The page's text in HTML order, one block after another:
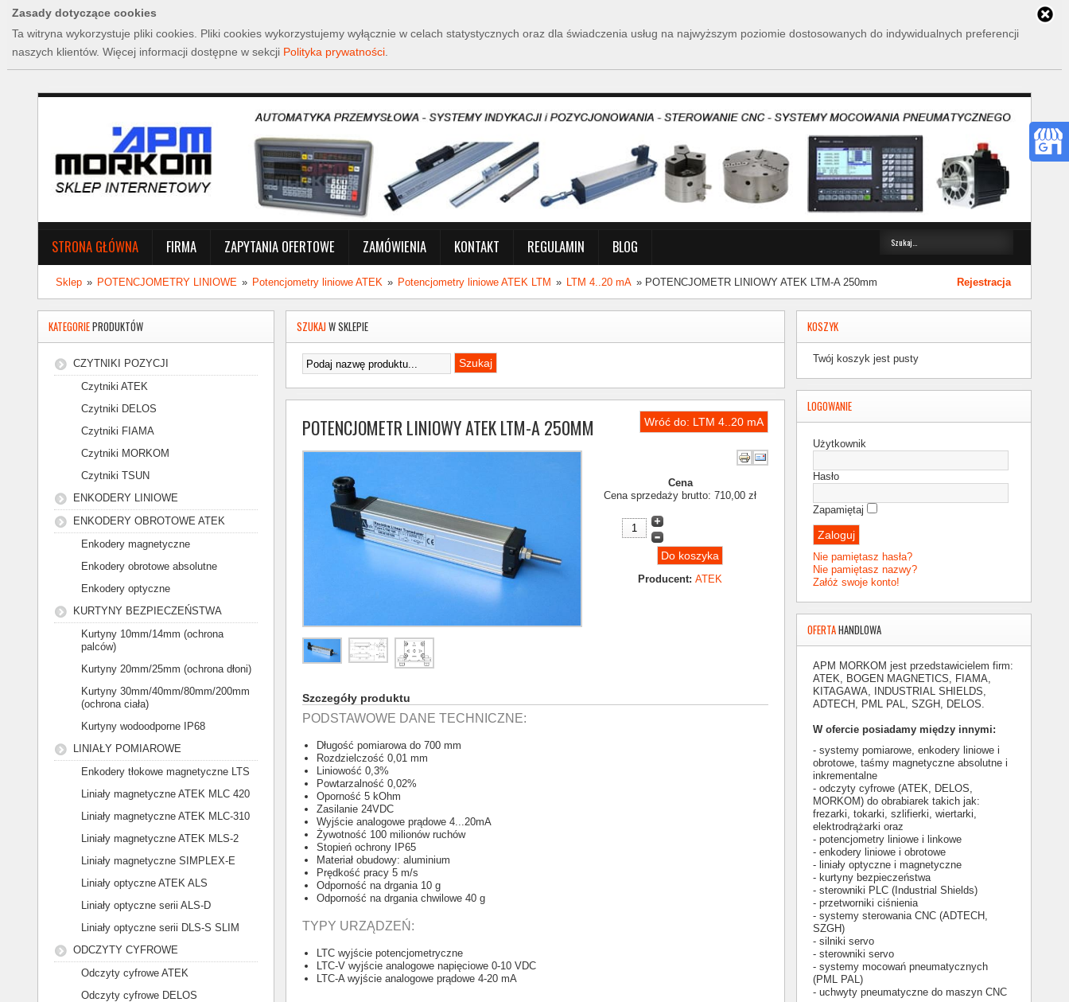
Zasady dotyczące cookies
Ta witryna wykorzystuje pliki cookies. Pliki cookies wykorzystujemy wyłącznie w celach statystycznych oraz dla świadczenia usług na najwyższym poziomie dostosowanych do indywidualnych preferencji
naszych klientów. Więcej informacji dostępne w sekcji Polityka prywatności.
STRONA GŁÓWNA FIRMA ZAPYTANIA OFERTOWE ZAMÓWIENIA KONTAKT REGULAMIN BLOG
Sklep » POTENCJOMETRY LINIOWE » Potencjometry liniowe ATEK » Potencjometry liniowe ATEK LTM » LTM 4..20 mA » POTENCJOMETR LINIOWY ATEK LTM-A 250mm Rejestracja
SZUKAJW SKLEPIE
Wróć do: LTM 4..20 mA
POTENCJOMETR LINIOWY ATEK LTM-A 250MM
Cena
Cena sprzedaży brutto:710,00 zł
Producent:ATEK
Szczegóły produktu
PODSTAWOWE DANE TECHNICZNE:
Długość pomiarowa do 700 mm
Rozdzielczość 0,01 mm
Liniowość 0,3%
Powtarzalność 0,02%
Oporność 5 kOhm
Zasilanie 24VDC
Wyjście analogowe prądowe 4...20mA
Żywotność 100 milionów ruchów
Stopień ochrony IP65
Materiał obudowy: aluminium
Prędkość pracy 5 m/s
Odporność na drgania 10 g
Odporność na drgania chwilowe 40 g
TYPY URZĄDZEŃ:
LTC wyjście potencjometryczne
LTC-V wyjście analogowe napięciowe 0-10 VDC
LTC-A wyjście analogowe prądowe 4-20 mA
KATEGORIEPRODUKTÓW
CZYTNIKI POZYCJI
Czytniki ATEK
Czytniki DELOS
Czytniki FIAMA
Czytniki MORKOM
Czytniki TSUN
ENKODERY LINIOWE
ENKODERY OBROTOWE ATEK
Enkodery magnetyczne
Enkodery obrotowe absolutne
Enkodery optyczne
KURTYNY BEZPIECZEŃSTWA
Kurtyny 10mm/14mm (ochrona
palców)
Kurtyny 20mm/25mm (ochrona dłoni)
Kurtyny 30mm/40mm/80mm/200mm
(ochrona ciała)
Kurtyny wodoodporne IP68
LINIAŁY POMIAROWE
Enkodery tłokowe magnetyczne LTS
Liniały magnetyczne ATEK MLC 420
Liniały magnetyczne ATEK MLC-310
Liniały magnetyczne ATEK MLS-2
Liniały magnetyczne SIMPLEX-E
Liniały optyczne ATEK ALS
Liniały optyczne serii ALS-D
Liniały optyczne serii DLS-S SLIM
ODCZYTY CYFROWE
Odczyty cyfrowe ATEK
Odczyty cyfrowe DELOS
KOSZYK
Twój koszyk jest pusty
LOGOWANIE
Użytkownik
Hasło
Zapamiętaj
Nie pamiętasz hasła?
Nie pamiętasz nazwy?
Załóż swoje konto!
OFERTAHANDLOWA
APM MORKOM jest przedstawicielem firm:
ATEK, BOGEN MAGNETICS, FIAMA,
KITAGAWA, INDUSTRIAL SHIELDS,
ADTECH, PML PAL, SZGH, DELOS.
W ofercie posiadamy między innymi:
- systemy pomiarowe, enkodery liniowe i
obrotowe, taśmy magnetyczne absolutne i
inkrementalne
- odczyty cyfrowe (ATEK, DELOS,
MORKOM) do obrabiarek takich jak:
frezarki, tokarki, szlifierki, wiertarki,
elektrodrążarki oraz
- potencjometry liniowe i linkowe
- enkodery liniowe i obrotowe
- liniały optyczne i magnetyczne
- kurtyny bezpieczeństwa
- sterowniki PLC (Industrial Shields)
- przetworniki ciśnienia
- systemy sterowania CNC (ADTECH,
SZGH)
- silniki servo
- sterowniki servo
- systemy mocowań pneumatycznych
(PML PAL)
- uchwyty pneumatyczne do maszyn CNC